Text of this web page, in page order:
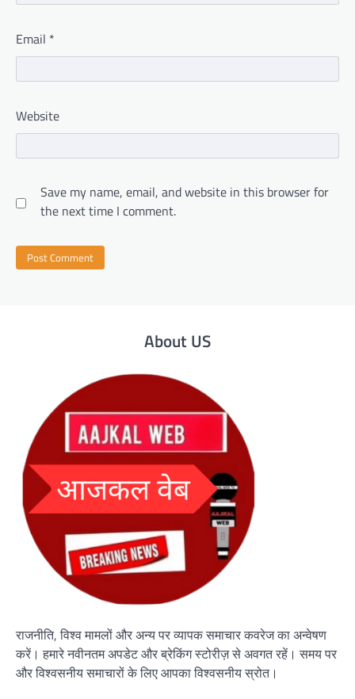
Email *
Website
Save my name, email, and website in this browser for
the next time I comment.
About US
राजनीति, विश्व मामलों और अन्य पर व्यापक समाचार कवरेज का अन्वेषण
करें। हमारे नवीनतम अपडेट और ब्रेकिंग स्टोरीज़ से अवगत रहें। समय पर
और विश्वसनीय समाचारों के लिए आपका विश्वसनीय स्रोत।